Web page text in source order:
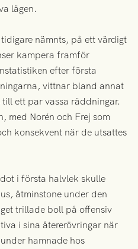
lägen.
nämnts, på ett värdigt
kampera framför
efter första
vittnar bland annat
ett par vassa räddningar.
med Norén och Frej som
konsekvent när de utsattes
i första halvlek skulle
åtminstone under den
trillade boll på offensiv
i sina återerövringar när
hamnade hos